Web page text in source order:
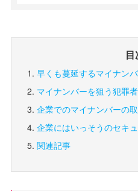
目
早くも蔓延するマイナン
マイナンバーを狙う犯罪者
企業でのマイナンバーの
企業にはいっそうのセキ
関連記事